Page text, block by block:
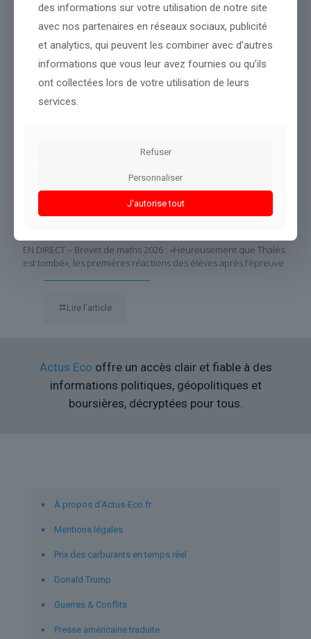
Dans le même thème
EN DIRECT – Brevet de maths 2026 : «Heureusement que Thalès
est tombé», les premières réactions des élèves après l’épreuve
Lire l’article
Actus Eco offre un accès clair et fiable à des
informations politiques, géopolitiques et
boursières, décryptées pour tous.
À propos d’Actus-Eco.fr
Mentions légales
Prix des carburants en temps réel
Donald Trump
Guerres & Conflits
Presse américaine traduite
des informations sur votre utilisation de notre site
avec nos partenaires en réseaux sociaux, publicité
et analytics, qui peuvent les combiner avec d’autres
informations que vous leur avez fournies ou qu’ils
ont collectées lors de votre utilisation de leurs
services.
Refuser
Personnaliser
J'autorise tout